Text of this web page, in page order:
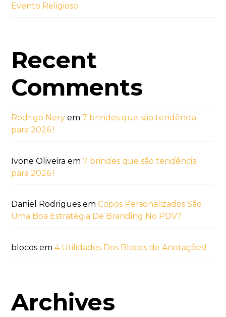
Evento Religioso
Recent
Comments
Rodrigo Nery em7 brindes que são tendência
para 2026 !
Ivone Oliveira em7 brindes que são tendência
para 2026 !
Daniel Rodrigues emCopos Personalizados São
Uma Boa Estratégia De Branding No PDV?
blocos em4 Utilidades Dos Blocos de Anotações!
Archives